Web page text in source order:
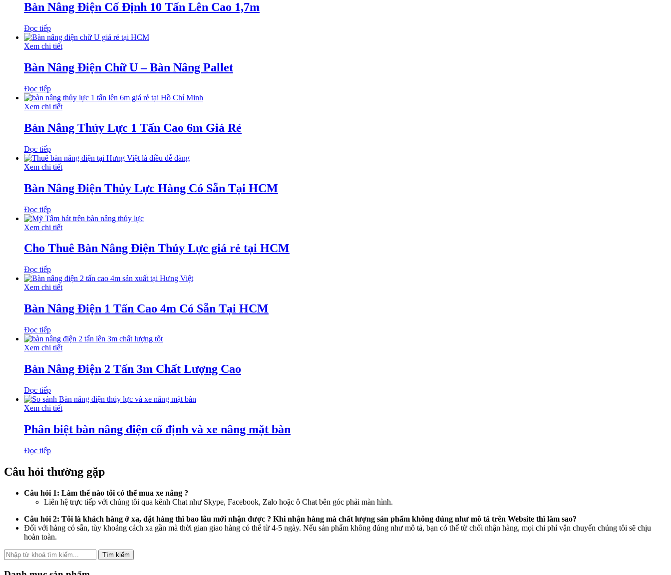
Bàn Nâng Điện Cố Định 10 Tấn Lên Cao 1,7m
Đọc tiếp
Xem chi tiết
Bàn Nâng Điện Chữ U – Bàn Nâng Pallet
Đọc tiếp
Xem chi tiết
Bàn Nâng Thủy Lực 1 Tấn Cao 6m Giá Rẻ
Đọc tiếp
Xem chi tiết
Bàn Nâng Điện Thủy Lực Hàng Có Sẵn Tại HCM
Đọc tiếp
Xem chi tiết
Cho Thuê Bàn Nâng Điện Thủy Lực giá rẻ tại HCM
Đọc tiếp
Xem chi tiết
Bàn Nâng Điện 1 Tấn Cao 4m Có Sẵn Tại HCM
Đọc tiếp
Xem chi tiết
Bàn Nâng Điện 2 Tấn 3m Chất Lượng Cao
Đọc tiếp
Xem chi tiết
Phân biệt bàn nâng điện cố định và xe nâng mặt bàn
Đọc tiếp
Câu hỏi thường gặp
Câu hỏi 1: Làm thế nào tôi có thể mua xe nâng ?
Liên hệ trực tiếp với chúng tôi qua kênh Chat như Skype, Facebook, Zalo hoặc ô Chat bên góc phải màn hình.
Câu hỏi 2: Tôi là khách hàng ở xa, đặt hàng thì bao lâu mới nhận được ? Khi nhận hàng mà chất lượng sản phẩm không đúng như mô tả trên Website thì làm sao?
Đối với hàng có sẵn, tùy khoảng cách xa gần mà thời gian giao hàng có thể từ 4-5 ngày. Nếu sản phẩm không đúng như mô tả, bạn có thể từ chối nhận hàng, mọi chi phí vận chuyển chúng tôi sẽ chịu
hoàn toàn.
Tìm kiếm